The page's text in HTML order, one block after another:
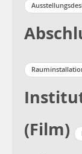
(Film)